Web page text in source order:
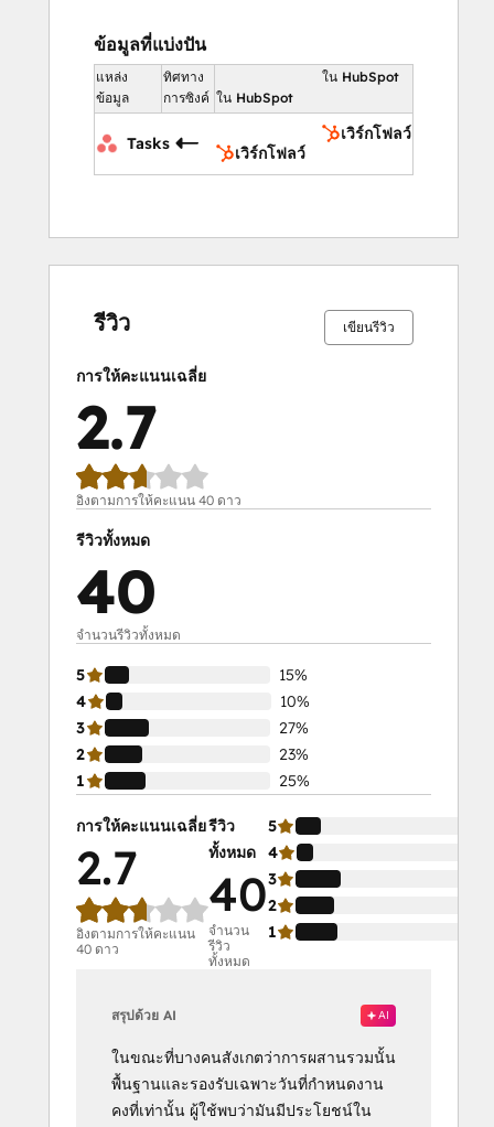
ข้อมูลที่แบ่งปัน
แหล่ง
ข้อมูล
ทิศทาง
การซิงค์
ใน HubSpot
ใน HubSpot
Tasks
เวิร์กโฟลว์
เวิร์กโฟลว์
รีวิว เขียนรีวิว
การให้คะแนนเฉลี่ย
2.7
อิงตามการให้คะแนน 40 ดาว
รีวิวทั้งหมด
40
จำนวนรีวิวทั้งหมด
5
15%
4
10%
10%
3
27%
2
23%
1
25%
การให้คะแนนเฉลี่ย
2.7
อิงตามการให้คะแนน
40 ดาว
รีวิว
ทั้งหมด
40
จำนวน
รีวิว
ทั้งหมด
5
15%
4
10%
3
27%
2
23%
1
25%
สรุปด้วย AI AI
ในขณะที่บางคนสังเกตว่าการผสานรวมนั้น
พื้นฐานและรองรับเฉพาะวันที่กำหนดงาน
คงที่เท่านั้น ผู้ใช้พบว่ามันมีประโยชน์ใน